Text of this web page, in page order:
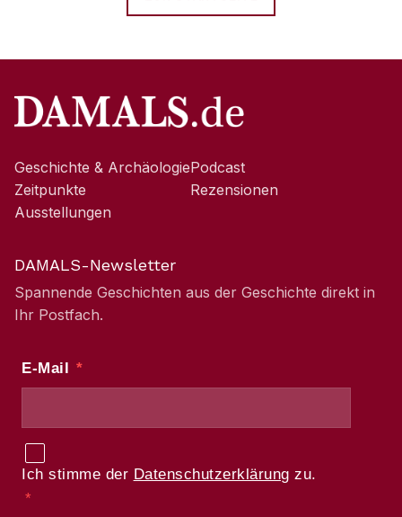
Geschichte & Archäologie
Zeitpunkte
Ausstellungen
Podcast
Rezensionen
DAMALS-Newsletter
Spannende Geschichten aus der Geschichte direkt in
Ihr Postfach.